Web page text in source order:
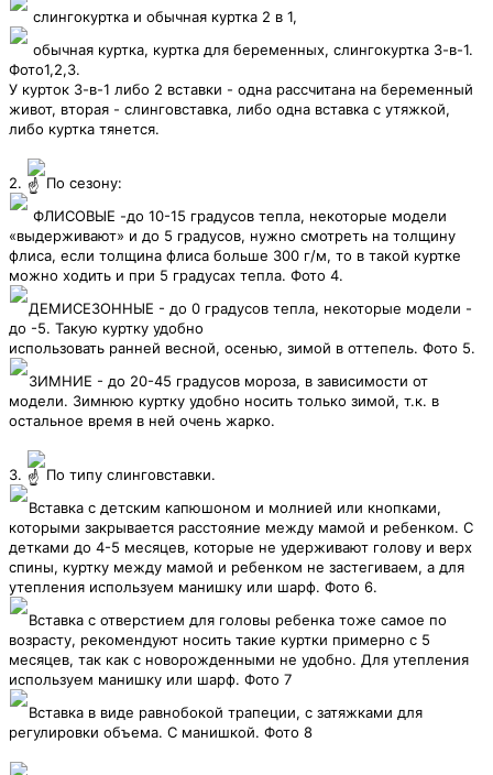
слингокуртка и обычная куртка 2 в 1,
обычная куртка, куртка для беременных, слингокуртка 3-в-1.
Фото1,2,3.
У курток 3-в-1 либо 2 вставки - одна рассчитана на беременный
живот, вторая - слинговставка, либо одна вставка с утяжкой,
либо куртка тянется.
2.
По сезону:
ФЛИСОВЫЕ -до 10-15 градусов тепла, некоторые модели
«выдерживают» и до 5 градусов, нужно смотреть на толщину
флиса, если толщина флиса больше 300 г/м, то в такой куртке
можно ходить и при 5 градусах тепла. Фото 4.
ДЕМИСЕЗОННЫЕ - до 0 градусов тепла, некоторые модели -
до -5. Такую куртку удобно
использовать ранней весной, осенью, зимой в оттепель. Фото 5.
ЗИМНИЕ - до 20-45 градусов мороза, в зависимости от
модели. Зимнюю куртку удобно носить только зимой, т.к. в
остальное время в ней очень жарко.
3.
По типу слинговставки.
Вставка с детским капюшоном и молнией или кнопками,
которыми закрывается расстояние между мамой и ребенком. С
детками до 4-5 месяцев, которые не удерживают голову и верх
спины, куртку между мамой и ребенком не застегиваем, а для
утепления используем манишку или шарф. Фото 6.
Вставка с отверстием для головы ребенка тоже самое по
возрасту, рекомендуют носить такие куртки примерно с 5
месяцев, так как с новорожденными не удобно. Для утепления
используем манишку или шарф. Фото 7
Вставка в виде равнобокой трапеции, с затяжками для
регулировки объема. С манишкой. Фото 8